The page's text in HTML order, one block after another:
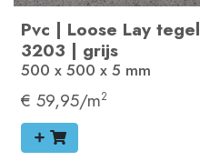
Pvc | Loose Lay tegel
3203 | grijs
500 x 500 x 5 mm
€ 59,95/m2